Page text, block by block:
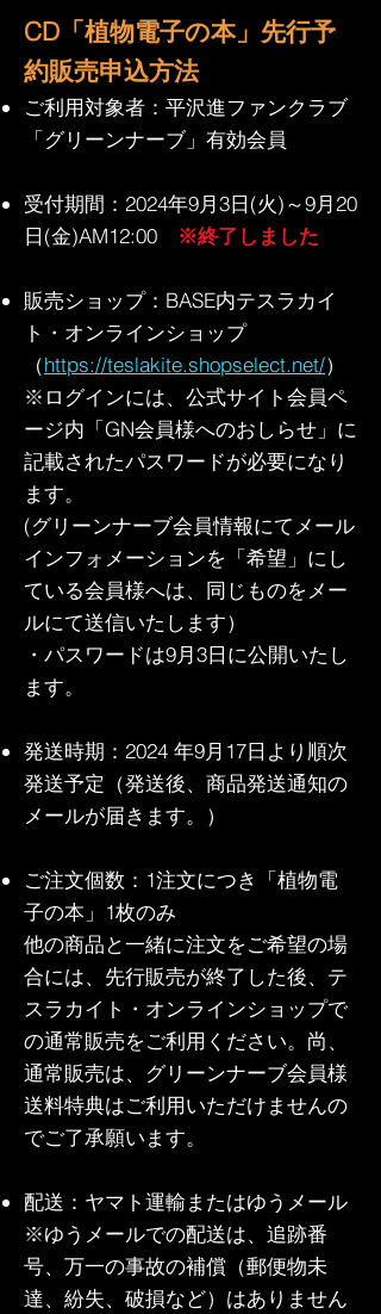
CD「植物電子の本」先行予
約販売申込方法
ご利用対象者：平沢進ファンクラブ
「グリーンナーブ」有効会員
受付期間：2024年9月3日(火)～9月20
日(金)AM12:00 ※終了しました
販売ショップ：BASE内テスラカイ
ト・オンラインショップ
（https://teslakite.shopselect.net/）
※ログインには、公式サイト会員ペ
ージ内「GN会員様へのおしらせ」に
記載されたパスワードが必要になり
ます。
(グリーンナーブ会員情報にてメール
インフォメーションを「希望」にし
ている会員様へは、同じものをメー
ルにて送信いたします）
・パスワードは9月3日に公開いたし
ます。
発送時期：2024 年9月17日より順次
発送予定（発送後、商品発送通知の
メールが届きます。）
ご注文個数：1注文につき「植物電
子の本」1枚のみ
他の商品と一緒に注文をご希望の場
合には、先行販売が終了した後、テ
スラカイト・オンラインショップで
の通常販売をご利用ください。 尚、
通常販売は、グリーンナーブ会員様
送料特典はご利用いただけませんの
でご了承願います。
配送：ヤマト運輸またはゆうメール
※ゆうメールでの配送は、追跡番
号、万一の事故の補償（郵便物未
達、紛失、破損など）はありません